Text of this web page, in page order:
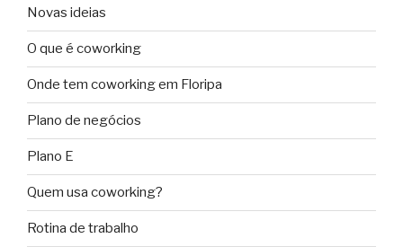
Novas ideias
O que é coworking
Onde tem coworking em Floripa
Plano de negócios
Plano E
Quem usa coworking?
Rotina de trabalho